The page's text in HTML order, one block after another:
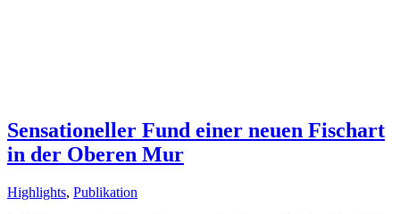
Sensationeller Fund einer neuen Fischart
in der Oberen Mur
Highlights, Publikation